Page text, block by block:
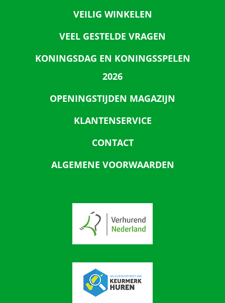
VEILIG WINKELEN
VEEL GESTELDE VRAGEN
KONINGSDAG EN KONINGSSPELEN
2026
OPENINGSTIJDEN MAGAZIJN
KLANTENSERVICE
CONTACT
ALGEMENE VOORWAARDEN